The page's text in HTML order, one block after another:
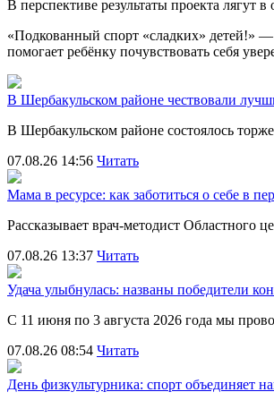
В перспективе результаты проекта лягут в
«Подкованный спорт «сладких» детей!» —
помогает ребёнку почувствовать себя
В Шербакульском районе чествовали
В Шербакульском районе состоялось
07.08.26 14:56 Читать
Мама в ресурсе: как заботиться о себе в
Рассказывает врач-методист
07.08.26 13:37 Читать
Удача улыбнулась: названы победители
С 11 июня по 3 августа 2026 года мы
07.08.26 08:54 Читать
День физкультурника: спорт объединяет